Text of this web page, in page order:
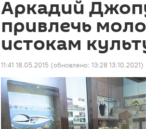
Аркадий
привлечь
истокам
11:41 18.05.2015 (обновлено: 13:28 13.10.2021)